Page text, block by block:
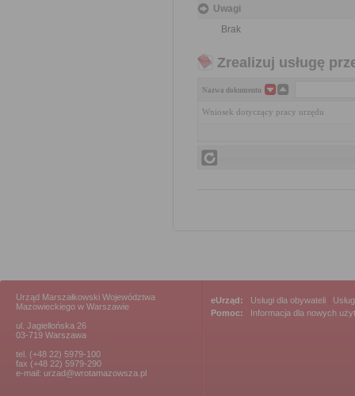
Uwagi
Brak
Zrealizuj usługę
Nazwa dokumentu
Wniosek dotyczący pracy urzędu
Urząd Marszałkowski Województwa
Mazowieckiego w Warszawie
ul. Jagiellońska 26
03-719 Warszawa
tel. (+48 22) 5979-100
fax (+48 22) 5979-290
e-mail: urzad@wrotamazowsza.pl
eUrząd: Usługi dla obywateli
Pomoc:
Informacja dla nowych